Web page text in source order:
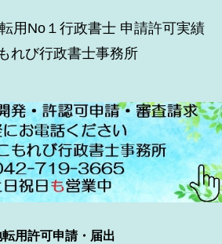
用No１行政書士 申請許可実績
れび行政書士事務所
転用許可申請・届出